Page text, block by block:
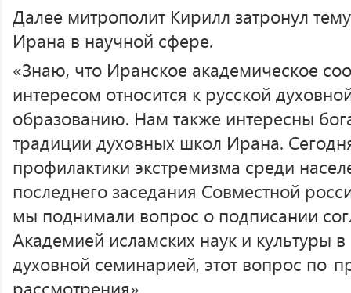
Далее митрополит Кирилл затронул
Ирана в научной сфере.
«Знаю, что Иранское академическое
интересом относится к русской
образованию. Нам также интересны
традиции духовных школ Ирана.
профилактики экстремизма среди
последнего заседания Совместной
мы поднимали вопрос о подписании
Академией исламских наук и культуры
духовной семинарией, этот вопрос по-
рассмотрения».